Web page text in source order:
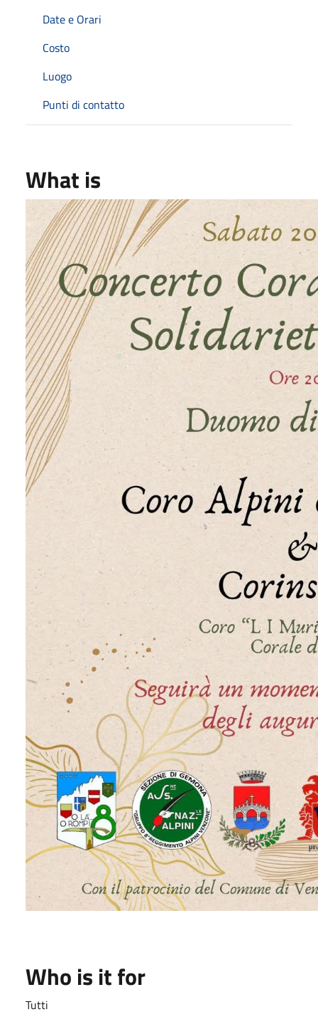
Date e Orari
Costo
Luogo
Punti di contatto
What is
Who is it for
Tutti